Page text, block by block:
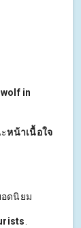
wolf in
หน้าเนื้อใจ
อดนิยม